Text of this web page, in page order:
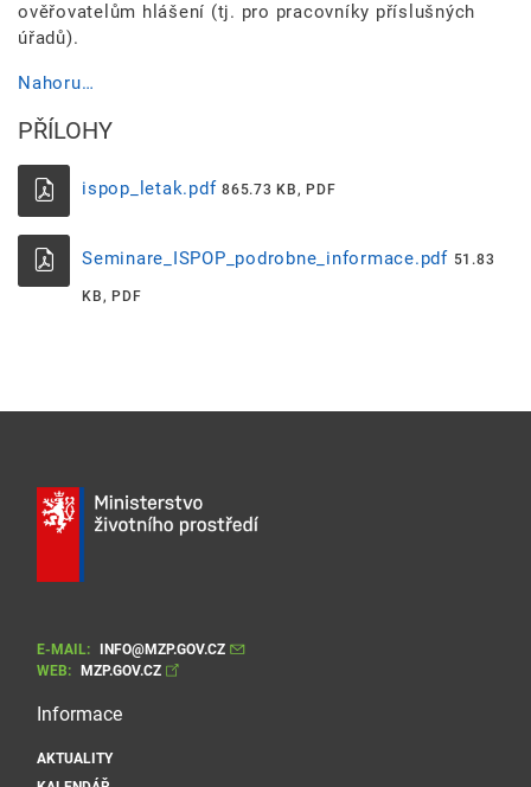
ověřovatelům hlášení (tj. pro pracovníky příslušných
úřadů).
Nahoru…
PŘÍLOHY
ispop_letak.pdf 865.73 KB, PDF
Seminare_ISPOP_podrobne_informace.pdf 51.83
KB, PDF
E-MAIL:
INFO@MZP.GOV.CZ
WEB:
MZP.GOV.CZ
Informace
AKTUALITY